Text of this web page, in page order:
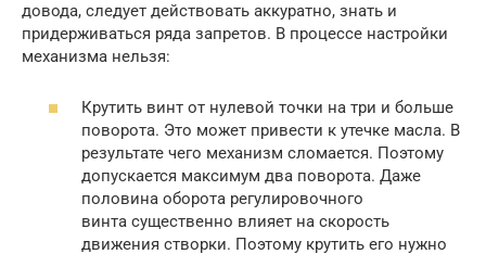
довода, следует действовать аккуратно, знать и
придерживаться ряда запретов. В процессе настройки
механизма нельзя:
Крутить винт от нулевой точки на три и больше
поворота. Это может привести к утечке масла. В
результате чего механизм сломается. Поэтому
допускается максимум два поворота. Даже
половина оборота регулировочного
винта существенно влияет на скорость
движения створки. Поэтому крутить его нужно